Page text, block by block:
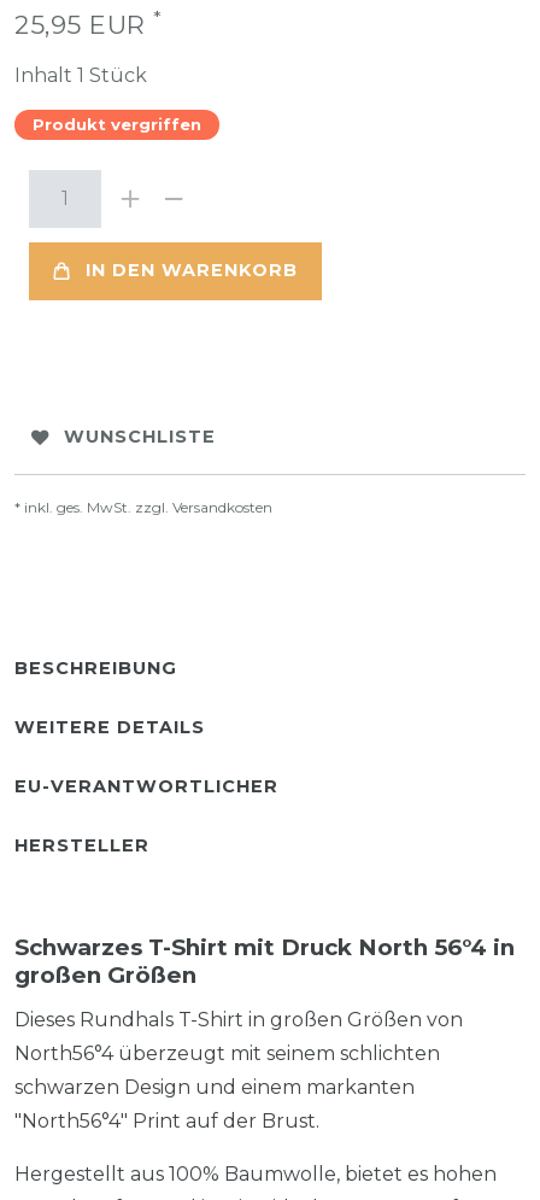
25,95 EUR *
Inhalt 1 Stück
Produkt vergriffen
IN DEN WARENKORB
WUNSCHLISTE
* inkl. ges. MwSt. zzgl. Versandkosten
BESCHREIBUNG
WEITERE DETAILS
EU-VERANTWORTLICHER
HERSTELLER
Schwarzes T-Shirt mit Druck North 56°4 in
großen Größen
Dieses Rundhals T-Shirt in großen Größen von
North56°4 überzeugt mit seinem schlichten
schwarzen Design und einem markanten
"North56°4" Print auf der Brust.
Hergestellt aus 100% Baumwolle, bietet es hohen